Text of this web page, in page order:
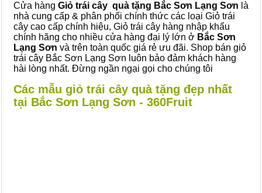
Cửa hàng Giỏ trái cây quà tặng Bắc Sơn Lạng Sơn là
nhà cung cấp & phân phối chính thức các loại Giỏ trái
cây cao cấp chính hiệu, Giỏ trái cây hàng nhập khẩu
chính hãng cho nhiều cửa hàng đại lý lớn ở Bắc Sơn
Lạng Sơn và trên toàn quốc giá rẻ ưu đãi. Shop bán giỏ
trái cây Bắc Sơn Lạng Sơn luôn bảo đảm khách hàng
hài lòng nhất. Đừng ngần ngại gọi cho chúng tôi
Các mẫu giỏ trái cây quà tặng đẹp nhất
tại Bắc Sơn Lạng Sơn - 360Fruit